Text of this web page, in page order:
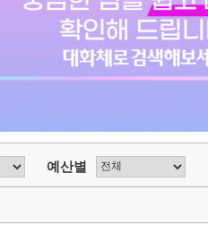
예산별